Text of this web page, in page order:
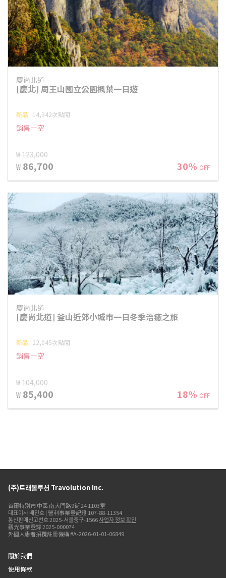
慶尚北道
[慶北] 周王山國立公園楓葉一日遊
新品 14,342次點閱
銷售一空
₩ 123,000
₩ 86,700 30% OFF
慶尚北道
[慶尚北道] 釜山近郊小城市一日冬季治癒之旅
新品 22,045次點閱
銷售一空
₩ 104,000
₩ 85,400 18% OFF
(주)트래볼루션 Travolution Inc.
首爾特別市 中區 南大門路9街 24 1103室
대표이사 배인호 | 營利事業登記證 107-88-11354
통신판매신고번호 2025-서울중구-1566사업자 정보 확인
觀光事業登錄 2025-000074
外國人患者招攬註冊機構 #A-2026-01-01-06849
關於我們
使用條款